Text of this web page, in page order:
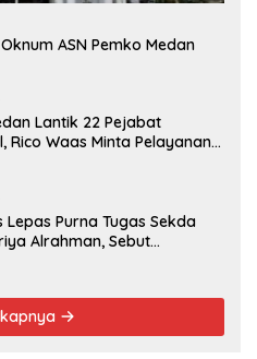
ASN Pemko Medan
Lantik 22 Pejabat
Rico Waas Minta Pelayanan
Lepas Purna Tugas Sekda
Alrahman, Sebut